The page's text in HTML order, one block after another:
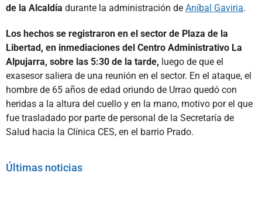
de la Alcaldía durante la administración de Aníbal Gaviria.
Los hechos se registraron en el sector de Plaza de la
Libertad, en inmediaciones del Centro Administrativo La
Alpujarra, sobre las 5:30 de la tarde, luego de que el
exasesor saliera de una reunión en el sector. En el ataque, el
hombre de 65 años de edad oriundo de Urrao quedó con
heridas a la altura del cuello y en la mano, motivo por el que
fue trasladado por parte de personal de la Secretaría de
Salud hacia la Clínica CES, en el barrio Prado.
Últimas noticias